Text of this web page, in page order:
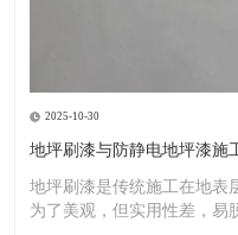
2025-10-30
地坪刷漆与防静电地坪漆施
地坪刷漆是传统施工在地表
为了美观，但实用性差，易